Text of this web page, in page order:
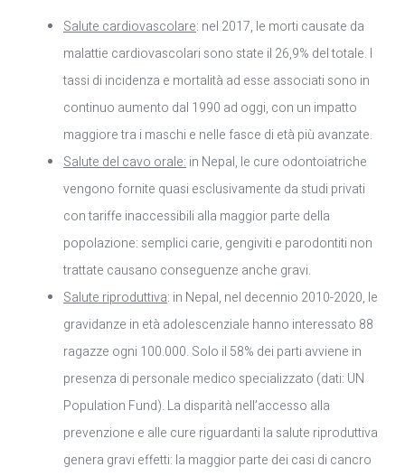
Salute cardiovascolare: nel 2017, le morti causate da
malattie cardiovascolari sono state il 26,9% del totale. I
tassi di incidenza e mortalità ad esse associati sono in
continuo aumento dal 1990 ad oggi, con un impatto
maggiore tra i maschi e nelle fasce di età più avanzate.
Salute del cavo orale: in Nepal, le cure odontoiatriche
vengono fornite quasi esclusivamente da studi privati
con tariffe inaccessibili alla maggior parte della
popolazione: semplici carie, gengiviti e parodontiti non
trattate causano conseguenze anche gravi.
Salute riproduttiva: in Nepal, nel decennio 2010-2020, le
gravidanze in età adolescenziale hanno interessato 88
ragazze ogni 100.000. Solo il 58% dei parti avviene in
presenza di personale medico specializzato (dati: UN
Population Fund). La disparità nell’accesso alla
prevenzione e alle cure riguardanti la salute riproduttiva
genera gravi effetti: la maggior parte dei casi di cancro